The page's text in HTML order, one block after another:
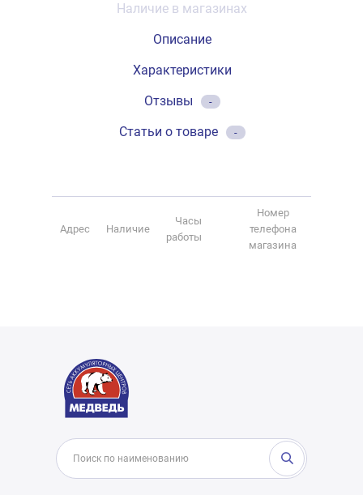
Наличие в магазинах
Описание
Характеристики
Отзывы
-
Статьи о товаре -
Адрес Наличие
Часы
работы
Номер
телефона
магазина